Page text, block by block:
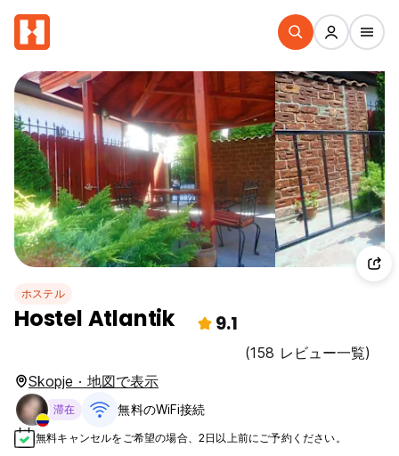
ホステル
Hostel Atlantik 9.1
(158 レビュー一覧)
Skopje · 地図で表示
滞在 無料のWiFi接続
無料キャンセルをご希望の場合、2日以上前にご予約ください。